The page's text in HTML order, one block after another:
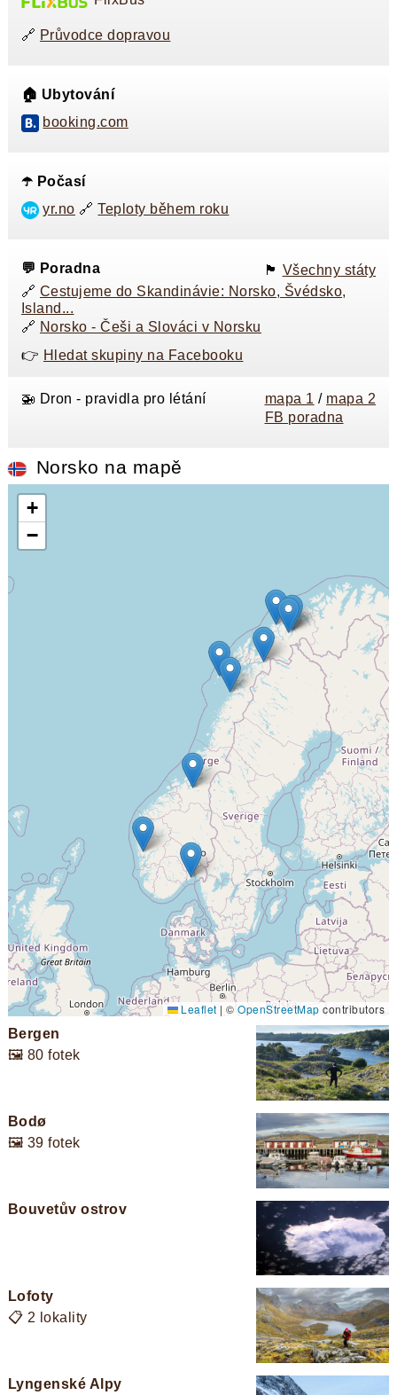
🔗 Průvodce dopravou
🏠 Ubytování
booking.com
☂️ Počasí
yr.no 🔗Teploty během roku
💬 Poradna 🏴󠁭󠁸󠁭󠁥󠁸󠁿 Všechny státy
🔗 Cestujeme do Skandinávie: Norsko, Švédsko,
Island...
🔗 Norsko - Češi a Slováci v Norsku
👉 Hledat skupiny na Facebooku
🚁 Dron - pravidla pro létání mapa 1 / mapa 2
FB poradna
Norsko na mapě
+
−
Leaflet | ©OpenStreetMap contributors
Bergen
🖼️ 80 fotek
Bodø
🖼️ 39 fotek
Bouvetův ostrov
Lofoty
📋 2 lokality
Lyngenské Alpy